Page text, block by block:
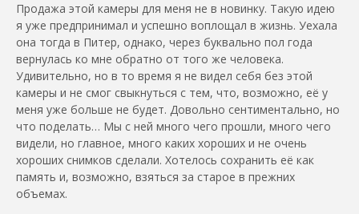
Продажа этой камеры для меня не в новинку. Такую идею
я уже предпринимал и успешно воплощал в жизнь. Уехала
она тогда в Питер, однако, через буквально пол года
вернулась ко мне обратно от того же человека.
Удивительно, но в то время я не видел себя без этой
камеры и не смог свыкнуться с тем, что, возможно, её у
меня уже больше не будет. Довольно сентиментально, но
что поделать… Мы с ней много чего прошли, много чего
видели, но главное, много каких хороших и не очень
хороших снимков сделали. Хотелось сохранить её как
память и, возможно, взяться за старое в прежних
объемах.